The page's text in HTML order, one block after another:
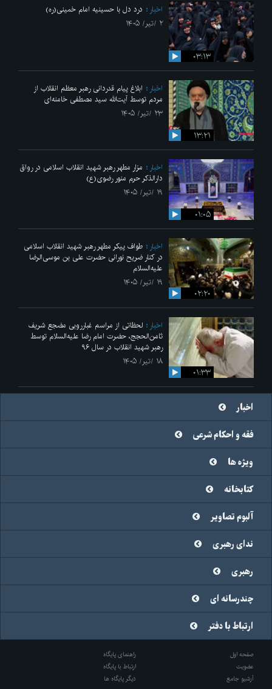
۰۳:۱۳
اخبار
درد دل با حسینیه امام خمینی(ره)
۲ /تیر/ ۱۴۰۵
۱۳:۲۱
اخبار
ابلاغ پیام قدردانی رهبر معظم انقلاب از
مردم توسط آیت‌الله سید مصطفی خامنه‌ای
۲۳ /تیر/ ۱۴۰۵
۰۱:۰۵
اخبار
مزار مطهر رهبر شهید انقلاب اسلامی در رواق
دارالذکر حرم منور رضوی(ع)
۱۹ /تیر/ ۱۴۰۵
۰۲:۲۰
اخبار
طواف پیکر مطهر رهبر شهید انقلاب اسلامی
در کنار ضریح نورانی حضرت علی‌ بن موسی‌الرضا
علیه‌السلام
۱۹ /تیر/ ۱۴۰۵
۰۱:۳۳
اخبار
لحظاتی از مراسم غبارروبی مضجع شریف
ثامن‌الحجج، حضرت امام رضا علیه‌السلام توسط
رهبر شهید انقلاب در سال ۹۶
۱۸ /تیر/ ۱۴۰۵
اخبار
فقه و احکام شرعی
ویژه ها
کتابخانه
آلبوم تصاویر
ندای رهبری
رهبری
چندرسانه ای
ارتباط با دفتر
صفحه اول
راهنمای پایگاه
عضویت
ارتباط با پایگاه
آرشیو جامع
دیگر پایگاه ها